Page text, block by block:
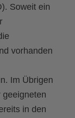
Soweit ein
vorhanden
Im Übrigen
geeigneten
in den